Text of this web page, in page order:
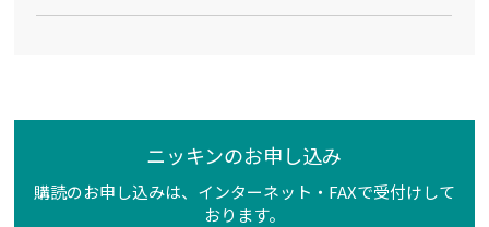
ニッキンのお申し込み
購読のお申し込みは、インターネット・FAXで受付けして
おります。